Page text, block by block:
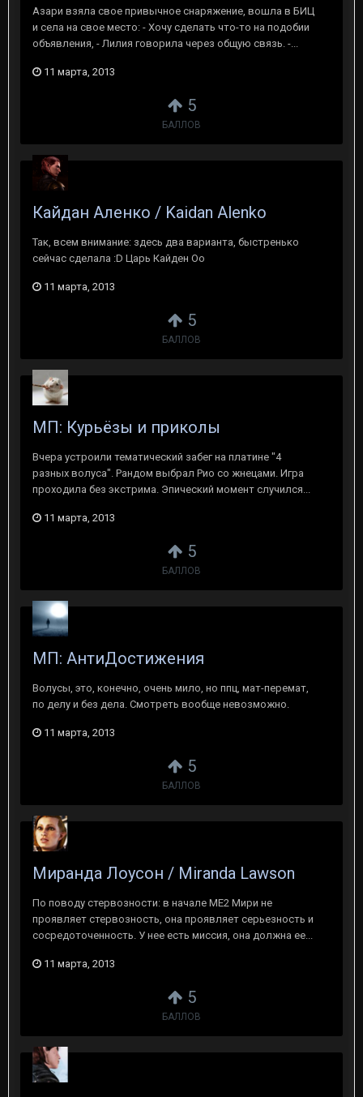
5
БАЛЛОВ
Азари взяла свое привычное снаряжение, вошла в БИЦ
и села на свое место: - Хочу сделать что-то на подобии
объявления, - Лилия говорила через общую связь. -...
11 марта, 2013
5
БАЛЛОВ
Кайдан Аленко / Kaidan Alenko
Так, всем внимание: здесь два варианта, быстренько
сейчас сделала :D Царь Кайден Оо
11 марта, 2013
5
БАЛЛОВ
МП: Курьёзы и приколы
Вчера устроили тематический забег на платине "4
разных волуса". Рандом выбрал Рио со жнецами. Игра
проходила без экстрима. Эпический момент случился...
11 марта, 2013
5
БАЛЛОВ
МП: АнтиДостижения
Волусы, это, конечно, очень мило, но ппц, мат-перемат,
по делу и без дела. Смотреть вообще невозможно.
11 марта, 2013
5
БАЛЛОВ
Миранда Лоусон / Miranda Lawson
По поводу стервозности: в начале МЕ2 Мири не
проявляет стервозность, она проявляет серьезность и
сосредоточенность. У нее есть миссия, она должна ее...
11 марта, 2013